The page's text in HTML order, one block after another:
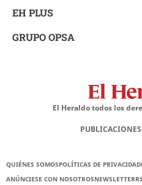
EH PLUS
GRUPO OPSA
El Heraldo todos los
QUIÉNES SOMOSPOLÍTICAS DE PRIVACIDAD
ANÚNCIESE CON NOSOTROSNEWSLETTER